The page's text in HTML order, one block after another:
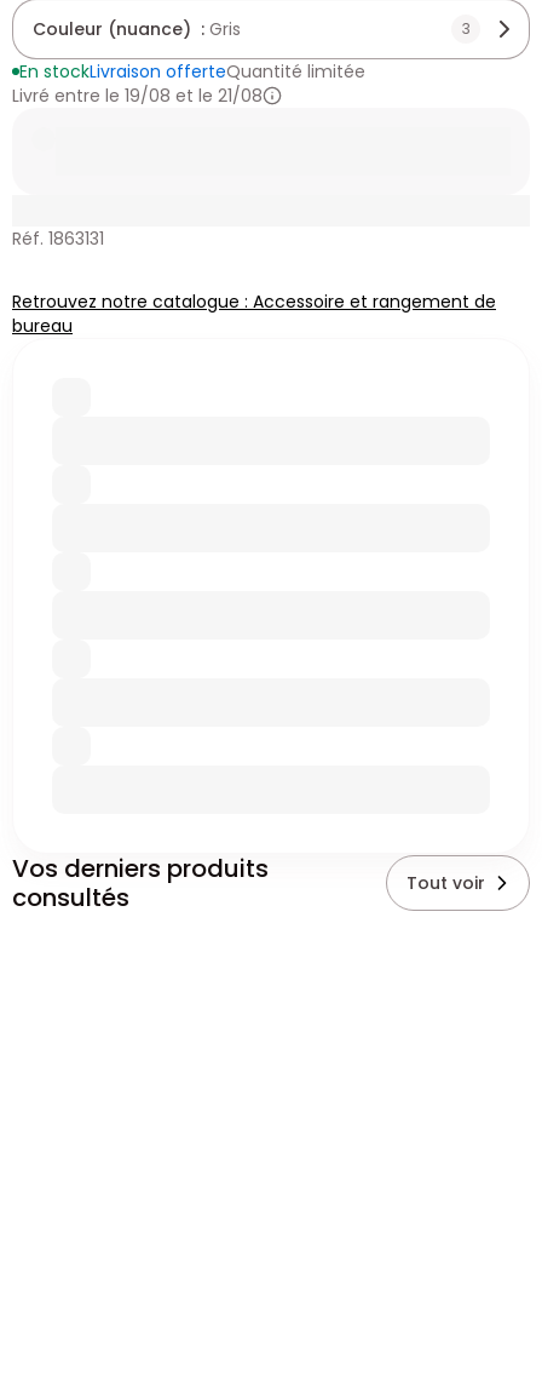
Couleur (nuance) : Gris 3
En stockLivraison offerteQuantité limitée
Livré entre le 19/08 et le 21/08
Réf. 1863131
Retrouvez notre catalogue : Accessoire et rangement de
bureau
Vos derniers produits
consultés
Tout voir